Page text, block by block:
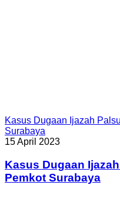
Kasus Dugaan Ijazah
Surabaya
15 April 2023
Kasus Dugaan
Pemkot Surabaya